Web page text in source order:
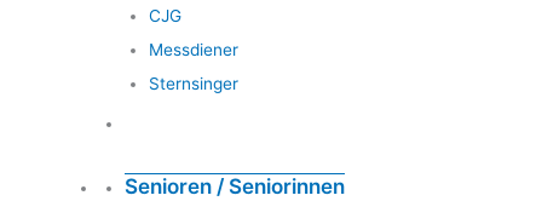
CJG
Messdiener
Sternsinger
Senioren / Seniorinnen